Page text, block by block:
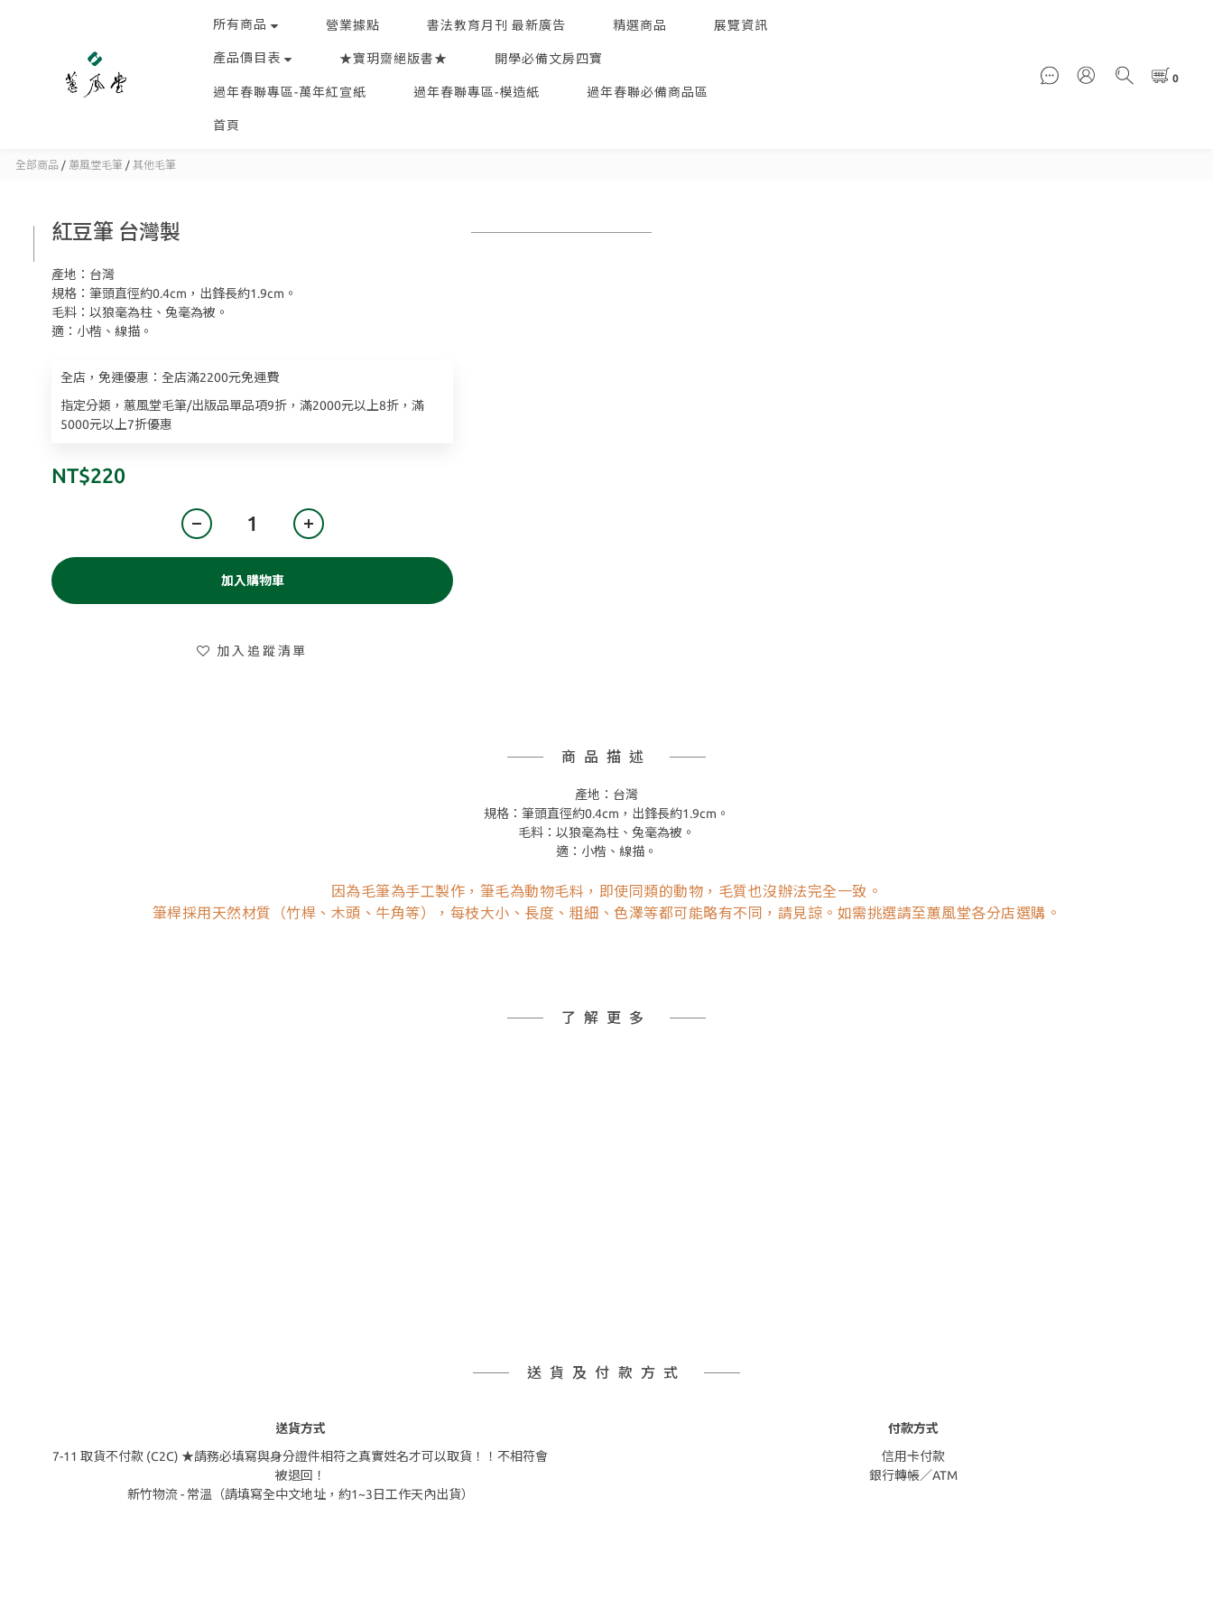
所有商品 營業據點 書法教育月刊 最新廣告 精選商品 展覽資訊
產品價目表 ★寶玥齋絕版書★ 開學必備文房四寶
過年春聯專區-萬年紅宣紙 過年春聯專區-模造紙 過年春聯必備商品區
首頁
全部商品 / 蕙風堂毛筆 / 其他毛筆
紅豆筆 台灣製
產地：台灣
規格：筆頭直徑約0.4cm，出鋒長約1.9cm。
毛料：以狼毫為柱、兔毫為被。
適：小楷、線描。
全店，免運優惠：全店滿2200元免運費
指定分類，蕙風堂毛筆/出版品單品項9折，滿2000元以上8折，滿
5000元以上7折優惠
NT$220
加入購物車
加入追蹤清單
商品描述
產地：台灣
規格：筆頭直徑約0.4cm，出鋒長約1.9cm。
毛料：以狼毫為柱、兔毫為被。
適：小楷、線描。
因為毛筆為手工製作，筆毛為動物毛料，即使同類的動物，毛質也沒辦法完全一致。
筆桿採用天然材質（竹桿、木頭、牛角等），每枝大小、長度、粗細、色澤等都可能略有不同，請見諒。如需挑選請至蕙風堂各分店選購。
了解更多
送貨及付款方式
送貨方式
7-11 取貨不付款 (C2C) ★請務必填寫與身分證件相符之真實姓名才可以取貨！！不相符會
被退回！
新竹物流 - 常溫（請填寫全中文地址，約1~3日工作天內出貨）
付款方式
信用卡付款
銀行轉帳／ATM